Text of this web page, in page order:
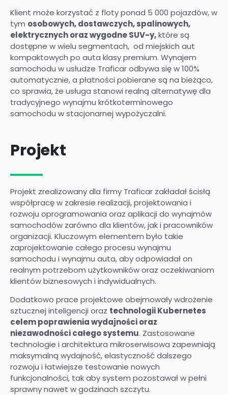
Klient może korzystać z floty ponad 5 000 pojazdów, w
tym osobowych, dostawczych, spalinowych,
elektrycznych oraz wygodne SUV-y,które są
dostępne w wielu segmentach, od miejskich aut
kompaktowych po auta klasy premium. Wynajem
samochodu w usłudze Traficar odbywa się w 100%
automatycznie, a płatności pobierane są na bieżąco,
co sprawia, że usługa stanowi realną alternatywę dla
tradycyjnego wynajmu krótkoterminowego
samochodu w stacjonarnej wypożyczalni.
Projekt
Projekt zrealizowany dla firmy Traficar zakładał ścisłą
współpracę w zakresie realizacji, projektowania i
rozwoju oprogramowania oraz aplikacji do wynajmów
samochodów zarówno dla klientów, jak i pracowników
organizacji. Kluczowym elementem było takie
zaprojektowanie całego procesu wynajmu
samochodu i wynajmu auta, aby odpowiadał on
realnym potrzebom użytkowników oraz oczekiwaniom
klientów biznesowych i indywidualnych.
Dodatkowo prace projektowe obejmowały wdrożenie
sztucznej inteligencji oraz technologii Kubernetes
celem poprawienia wydajności oraz
niezawodności całego systemu. Zastosowane
technologie i architektura mikroserwisowa zapewniają
maksymalną wydajność, elastyczność dalszego
rozwoju i łatwiejsze testowanie nowych
funkcjonalności, tak aby system pozostawał w pełni
sprawny nawet w godzinach szczytu.